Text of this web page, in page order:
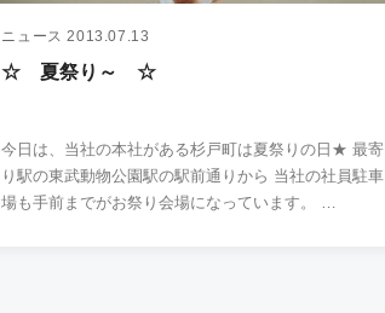
ニュース 2013.07.13
☆ 夏祭り～ ☆
今日は、当社の本社がある杉戸町は夏祭りの日★ 最寄
り駅の東武動物公園駅の駅前通りから 当社の社員駐車
場も手前までがお祭り会場になっています。 …